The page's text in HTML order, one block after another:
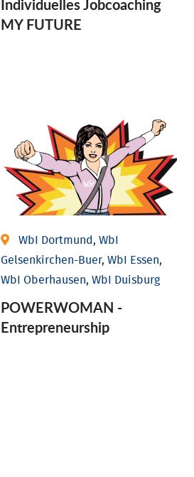
Individuelles Jobcoaching
MY FUTURE
WbI Dortmund, WbI
Gelsenkirchen-Buer, WbI Essen,
WbI Oberhausen, WbI Duisburg
POWERWOMAN -
Entrepreneurship